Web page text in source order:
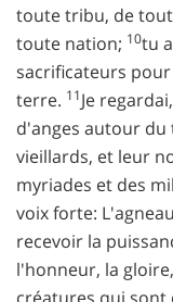
toute tribu, de
toute nation; 10tu
sacrificateurs
terre. 11Je
d'anges autour du
vieillards, et leur
myriades et des
voix forte:
recevoir la
l'honneur, la